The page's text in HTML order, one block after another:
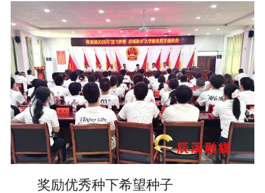
奖励优秀种下希望种子